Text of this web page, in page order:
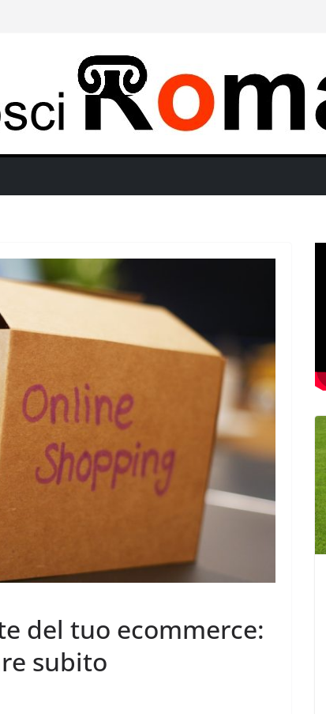
del tuo ecommerce:
subito